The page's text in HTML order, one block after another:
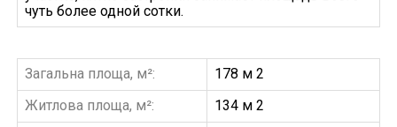
чуть более одной сотки.
Загальна площа, м²:
178 м 2
Житлова площа, м²:
134 м 2